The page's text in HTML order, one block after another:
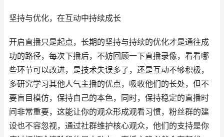
坚持与优化，在互动中持续成长
开启直播只是起点，长期的坚持与持续的优化才是通往成
功的路径，每次下播后，不妨回顾一下直播录像，看看哪
些环节可以改进，是技术失误多了，还是互动不够积极，
多研究学习其他人气主播的优点，吸收他们的长处，但不
要盲目模仿，保持自己的本色，同时，保持稳定的直播时
间非常重要，这能让你的观众形成观看习惯，粉丝群的建
设也不容忽视，通过社群维护核心观众，他们的支持是你